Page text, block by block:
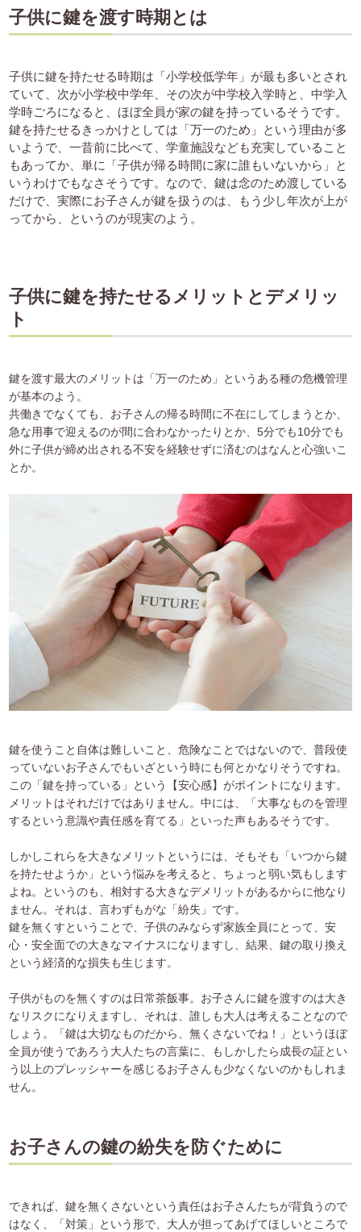
子供に鍵を渡す時期とは
子供に鍵を持たせる時期は「小学校低学年」が最も多いとされ
ていて、次が小学校中学年、その次が中学校入学時と、中学入
学時ごろになると、ほぼ全員が家の鍵を持っているそうです。
鍵を持たせるきっかけとしては「万一のため」という理由が多
いようで、一昔前に比べて、学童施設なども充実していること
もあってか、単に「子供が帰る時間に家に誰もいないから」と
いうわけでもなさそうです。なので、鍵は念のため渡している
だけで、実際にお子さんが鍵を扱うのは、もう少し年次が上が
ってから、というのが現実のよう。
子供に鍵を持たせるメリットとデメリッ
ト
鍵を渡す最大のメリットは「万一のため」というある種の危機管理
が基本のよう。
共働きでなくても、お子さんの帰る時間に不在にしてしまうとか、
急な用事で迎えるのが間に合わなかったりとか、5分でも10分でも
外に子供が締め出される不安を経験せずに済むのはなんと心強いこ
とか。
鍵を使うこと自体は難しいこと、危険なことではないので、普段使
っていないお子さんでもいざという時にも何とかなりそうですね。
この「鍵を持っている」という【安心感】がポイントになります。
メリットはそれだけではありません。中には、「大事なものを管理
するという意識や責任感を育てる」といった声もあるそうです。
しかしこれらを大きなメリットというには、そもそも「いつから鍵
を持たせようか」という悩みを考えると、ちょっと弱い気もします
よね。というのも、相対する大きなデメリットがあるからに他なり
ません。それは、言わずもがな「紛失」です。
鍵を無くすということで、子供のみならず家族全員にとって、安
心・安全面での大きなマイナスになりますし、結果、鍵の取り換え
という経済的な損失も生じます。
子供がものを無くすのは日常茶飯事。お子さんに鍵を渡すのは大き
なリスクになりえますし、それは、誰しも大人は考えることなので
しょう。「鍵は大切なものだから、無くさないでね！」というほぼ
全員が使うであろう大人たちの言葉に、もしかしたら成長の証とい
う以上のプレッシャーを感じるお子さんも少なくないのかもしれま
せん。
お子さんの鍵の紛失を防ぐために
できれば、鍵を無くさないという責任はお子さんたちが背負うので
はなく、「対策」という形で、大人が担ってあげてほしいところで